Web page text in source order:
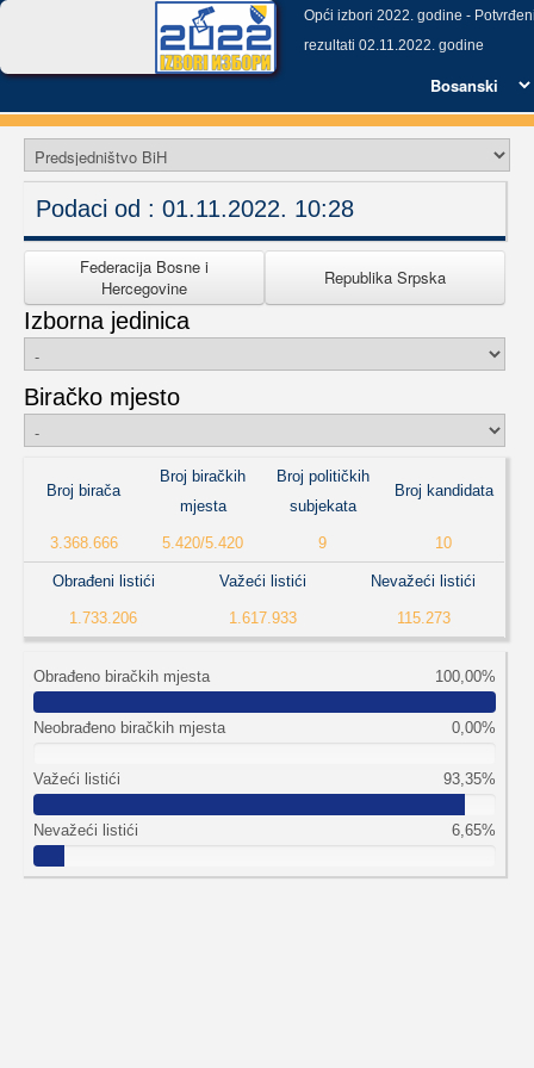
Opći izbori 2022. godine -
rezultati 02.11.2022. godine
Podaci od : 01.11.2022. 10:28
Federacija Bosne i
Hercegovine
Republika Srpska
Izborna jedinica
Biračko mjesto
Broj birača
Broj biračkih
mjesta
Broj političkih
subjekata
Broj kandidata
3.368.666 5.420/5.420 9 10
Obrađeni listići Važeći listići Nevažeći listići
1.733.206 1.617.933 115.273
Obrađeno biračkih mjesta 100,00%
Neobrađeno biračkih mjesta 0,00%
Važeći listići 93,35%
Nevažeći listići 6,65%